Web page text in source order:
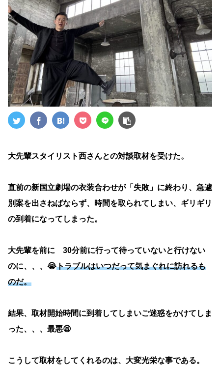
大先輩スタイリスト西さんとの対談取材を受けた。
直前の新国立劇場の衣装合わせが「失敗」に終わり、急遽
別案を出さねばならず、時間を取られてしまい、ギリギリ
の到着になってしまった。
大先輩を前に 30分前に行って待っていないと行けない
のに、、、😭トラブルはいつだって気まぐれに訪れるも
のだ。
結果、取材開始時間に到着してしまいご迷惑をかけてしま
った、、、最悪😫
こうして取材をしてくれるのは、大変光栄な事である。